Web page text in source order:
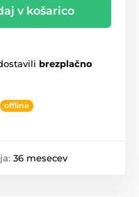
v košarico
brezplačno
offline
36 mesecev